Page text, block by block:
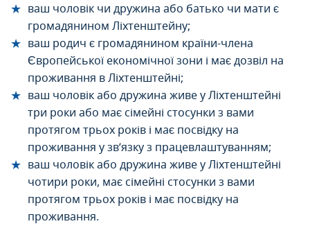
ваш чоловік чи дружина або батько чи мати є
громадянином Ліхтенштейну;
ваш родич є громадянином країни-члена
Європейської економічної зони і має дозвіл на
проживання в Ліхтенштейні;
ваш чоловік або дружина живе у Ліхтенштейні
три роки або має сімейні стосунки з вами
протягом трьох років і має посвідку на
проживання у зв’язку з працевлаштуванням;
ваш чоловік або дружина живе у Ліхтенштейні
чотири роки, має сімейні стосунки з вами
протягом трьох років і має посвідку на
проживання.